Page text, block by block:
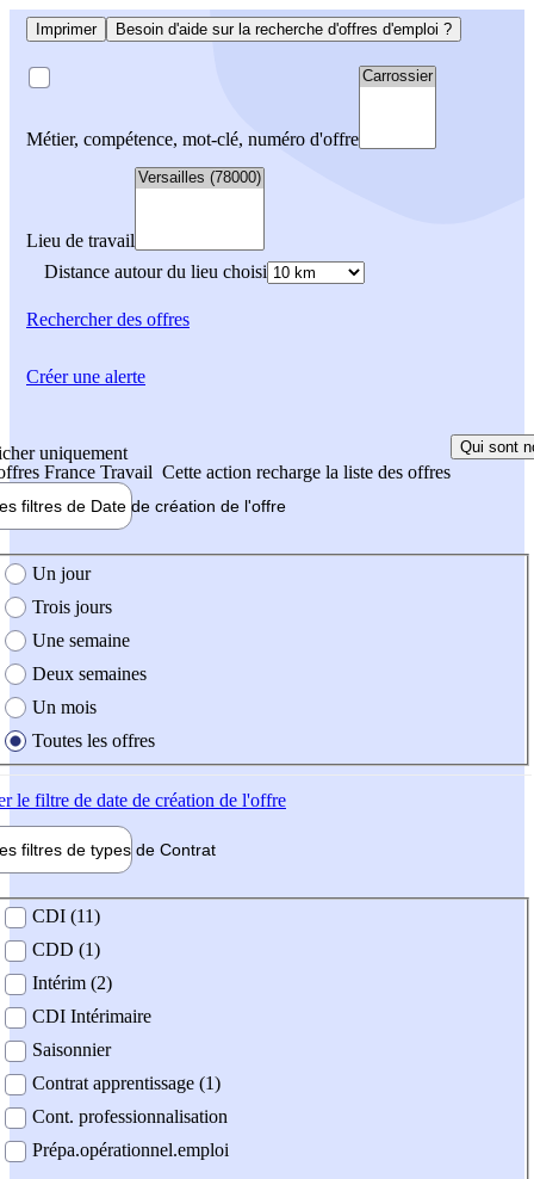
Imprimer Besoin d'aide sur la recherche d'offres d'emploi ?
Métier, compétence, mot-clé, numéro d'offre
Lieu de travail
Distance autour du lieu choisi
Rechercherdes offres
uniquement
France Travail Cette action recharge la liste des offres
Qui sont
filtres de Date de création de l'offre
création de l'offre
Un jour
Trois jours
Une semaine
Deux semaines
Un mois
Toutes les offres
le filtre de date de création de l'offre
filtres de types de Contrat
contrat
CDI (11)
CDD (1)
Intérim (2)
CDI Intérimaire
Saisonnier
Contrat apprentissage (1)
Cont. professionnalisation
Prépa.opérationnel.emploi
Créer une alerte